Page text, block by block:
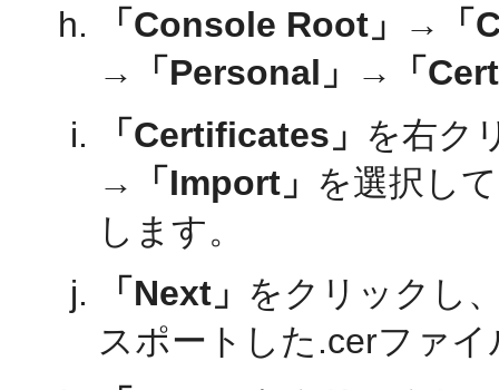
「Console Root」→「
→「Personal」→「
「Certificates」 を右ク
→「Import」 を選択し
します。
「Next」 をクリックし
スポートした.cerファ